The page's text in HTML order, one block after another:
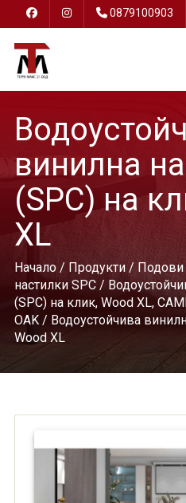
0879100903
винилнa
(SPC) на
XL
Начало/ Продукти/ Подови
настилки SPC/
(SPC) на клик, Wood XL,
OAK/ Водоустойчива
Wood XL